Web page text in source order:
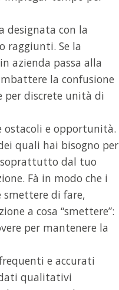
designata con la
raggiunti. Se la
azienda passa alla
la confusione
per discrete unità di
ostacoli e opportunità.
quali hai bisogno per
soprattutto dal tuo
Fà in modo che i
smettere di fare,
a cosa “smettere”:
per mantenere la
e accurati
qualitativi